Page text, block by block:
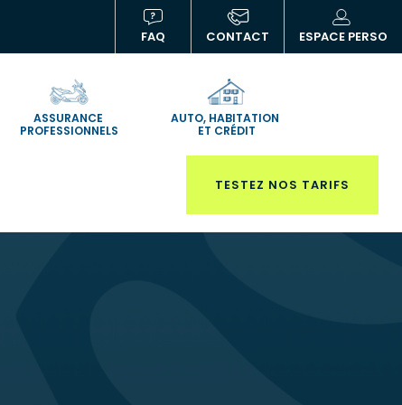
FAQ (NOUVELLE
FENÊTRE)
CONTACT ESPACE PERSO
ASSURANCE
PROFESSIONNELS
AUTO, HABITATION
ET CRÉDIT
TESTEZ NOS TARIFS